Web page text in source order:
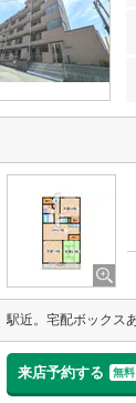
来店予約する 無料